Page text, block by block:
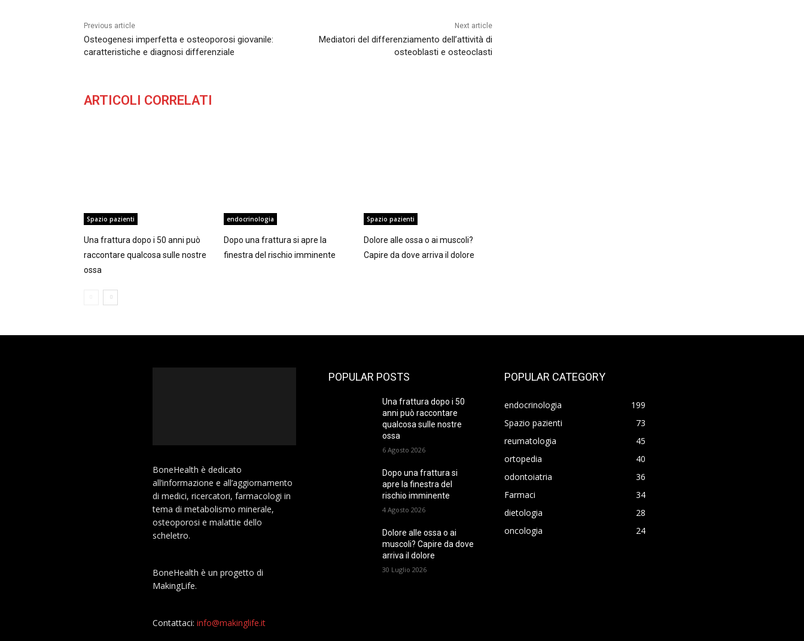
Previous article
Osteogenesi imperfetta e osteoporosi giovanile:
caratteristiche e diagnosi differenziale
Next article
Mediatori del differenziamento dell’attività di
osteoblasti e osteoclasti
ARTICOLI CORRELATI
Spazio pazienti
Una frattura dopo i 50 anni può
raccontare qualcosa sulle nostre
ossa
endocrinologia
Dopo una frattura si apre la
finestra del rischio imminente
Spazio pazienti
Dolore alle ossa o ai muscoli?
Capire da dove arriva il dolore
BoneHealth è dedicato
all’informazione e all’aggiornamento
di medici, ricercatori, farmacologi in
tema di metabolismo minerale,
osteoporosi e malattie dello
scheletro.
BoneHealth è un progetto di
MakingLife.
Contattaci:info@makinglife.it
POPULAR POSTS
Una frattura dopo i 50
anni può raccontare
qualcosa sulle nostre
ossa
6 Agosto 2026
Dopo una frattura si
apre la finestra del
rischio imminente
4 Agosto 2026
Dolore alle ossa o ai
muscoli? Capire da dove
arriva il dolore
30 Luglio 2026
POPULAR CATEGORY
endocrinologia
199
Spazio pazienti
73
reumatologia
45
ortopedia
40
odontoiatria
36
Farmaci
34
dietologia
28
oncologia
24